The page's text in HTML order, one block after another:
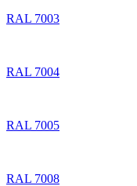
RAL 7003
RAL 7004
RAL 7005
RAL 7008